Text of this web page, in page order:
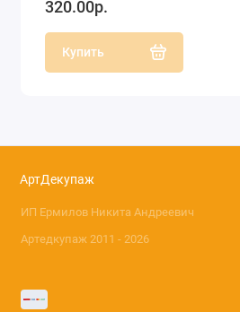
320.00р.
Купить
АртДекупаж
ИП Ермилов Никита Андреевич
Артедкупаж 2011 - 2026